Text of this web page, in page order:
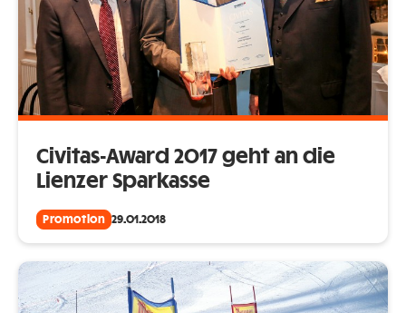
Civitas-Award 2017 geht an die
Lienzer Sparkasse
Promotion 29.01.2018